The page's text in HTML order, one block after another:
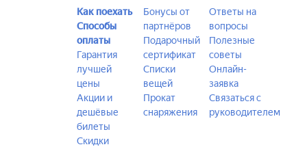
Как поехать
Способы
оплаты
Гарантия
лучшей
цены
Акции и
дешёвые
билеты
Скидки
Бонусы от
партнёров
Подарочный
сертификат
Списки
вещей
Прокат
снаряжения
Ответы на
вопросы
Полезные
советы
Онлайн-
заявка
Связаться с
руководителем